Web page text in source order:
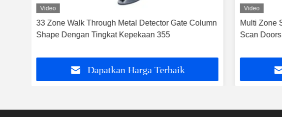
Video
33 Zone Walk Through Metal Detector Gate Column
Shape Dengan Tingkat Kepekaan 355
Dapatkan Harga Terbaik
Video
Multi Zone
Scan